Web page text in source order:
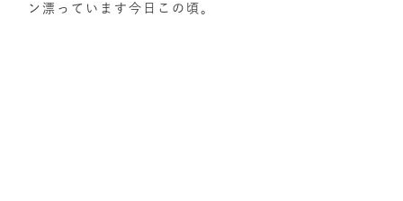
ン漂っています今日この頃。